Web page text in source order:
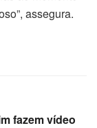
assegura.
fazem vídeo